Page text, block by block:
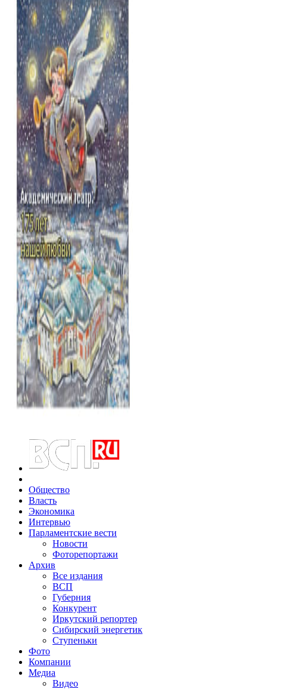
Общество
Власть
Экономика
Интервью
Парламентские вести
Новости
Фоторепортажи
Архив
Все издания
ВСП
Губерния
Конкурент
Иркутский репортер
Сибирский энергетик
Ступеньки
Фото
Компании
Медиа
Видео